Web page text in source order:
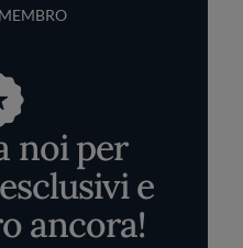
noi per
e
ancora!